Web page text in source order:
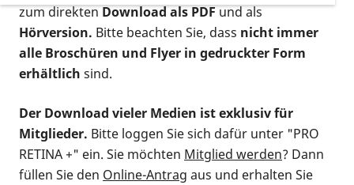
zum direktenDownload als PDFund als
Hörversion. Bitte beachten Sie, dass nicht immer
alle Broschüren und Flyer in gedruckter Form
erhältlich sind.
Der Download vieler Medien ist exklusiv für
Mitglieder. Bitte loggen Sie sich dafür unter "PRO
RETINA +" ein. Sie möchten Mitglied werden? Dann
füllen Sie den Online-Antrag aus und erhalten Sie